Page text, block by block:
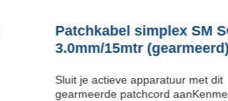
Patchkabel simplex SM
3.0mm/15mtr (gearmeerd)
Sluit je actieve apparatuur met dit
gearmeerde patchcord